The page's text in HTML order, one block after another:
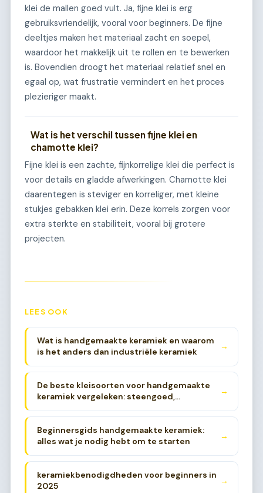
klei de mallen goed vult. Ja, fijne klei is erg
gebruiksvriendelijk, vooral voor beginners. De fijne
deeltjes maken het materiaal zacht en soepel,
waardoor het makkelijk uit te rollen en te bewerken
is. Bovendien droogt het materiaal relatief snel en
egaal op, wat frustratie vermindert en het proces
plezieriger maakt.
Wat is het verschil tussen fijne klei en
chamotte klei?
Fijne klei is een zachte, fijnkorrelige klei die perfect is
voor details en gladde afwerkingen. Chamotte klei
daarentegen is steviger en korreliger, met kleine
stukjes gebakken klei erin. Deze korrels zorgen voor
extra sterkte en stabiliteit, vooral bij grotere
projecten.
LEES OOK
Wat is handgemaakte keramiek en waarom
is het anders dan industriële keramiek
→
De beste kleisoorten voor handgemaakte
keramiek vergeleken: steengoed,
→
Beginnersgids handgemaakte keramiek:
alles wat je nodig hebt om te starten
→
keramiekbenodigdheden voor beginners in
2025
→